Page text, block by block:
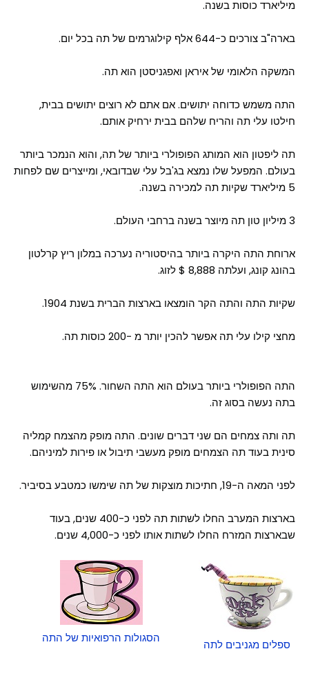
מיליארד כוסות בשנה.
בארה"ב צורכים כ-644 אלף קילוגרמים של תה בכל יום.
המשקה הלאומי של איראן ואפגניסטן הוא תה.
התה משמש כדוחה יתושים. אם אתם לא רוצים יתושים בבית,
חילטו עלי תה והריח שלהם בבית ירחיק אותם.
תה ליפטון הוא המותג הפופולרי ביותר של תה, והוא הנמכר ביותר
בעולם. המפעל שלו נמצא בג'בל עלי שבדובאי, ומייצרים שם לפחות
5 מיליארד שקיות תה למכירה בשנה.
3 מיליון טון תה מיוצר בשנה ברחבי העולם.
ארוחת התה היקרה ביותר בהיסטוריה נערכה במלון ריץ קרלטון
בהונג קונג, ועלתה 8,888 $ לזוג.
שקיות התה והתה הקר הומצאו בארצות הברית בשנת 1904.
מחצי קילו עלי תה אפשר להכין יותר מ -200 כוסות תה.
התה הפופולרי ביותר בעולם הוא התה השחור. 75% מהשימוש
בתה נעשה בסוג זה.
תה ותה צמחים הם שני דברים שונים. התה מופק מהצמח קמליה
סינית בעוד תה הצמחים מופק מעשבי תיבול או פירות למיניהם.
לפני המאה ה-19, חתיכות מוצקות של תה שימשו כמטבע בסיביר.
בארצות המערב החלו לשתות תה לפני כ-400 שנים, בעוד
שבארצות המזרח החלו לשתות אותו לפני כ-4,000 שנים.
ספלים מגניבים לתה הסגולות הרפואיות של התה